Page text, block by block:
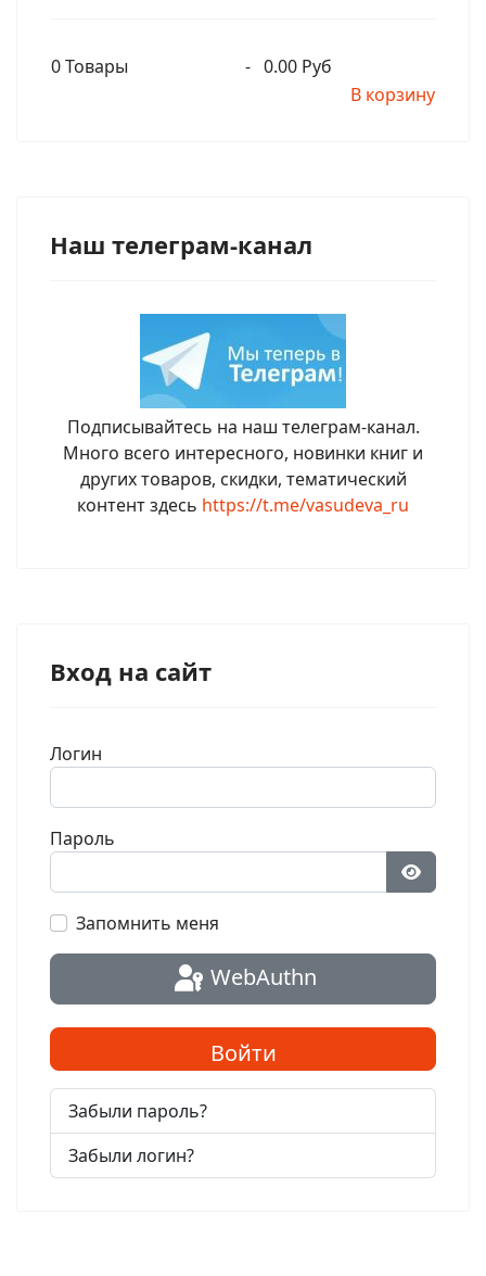
0Товары - 0.00 Руб
В корзину
Наш телеграм-канал
Подписывайтесь на наш телеграм-канал.
Много всего интересного, новинки книг и
других товаров, скидки, тематический
контент здесь https://t.me/vasudeva_ru
Вход на сайт
Логин
Пароль
Запомнить меня
WebAuthn
Войти
Забыли пароль?
Забыли логин?